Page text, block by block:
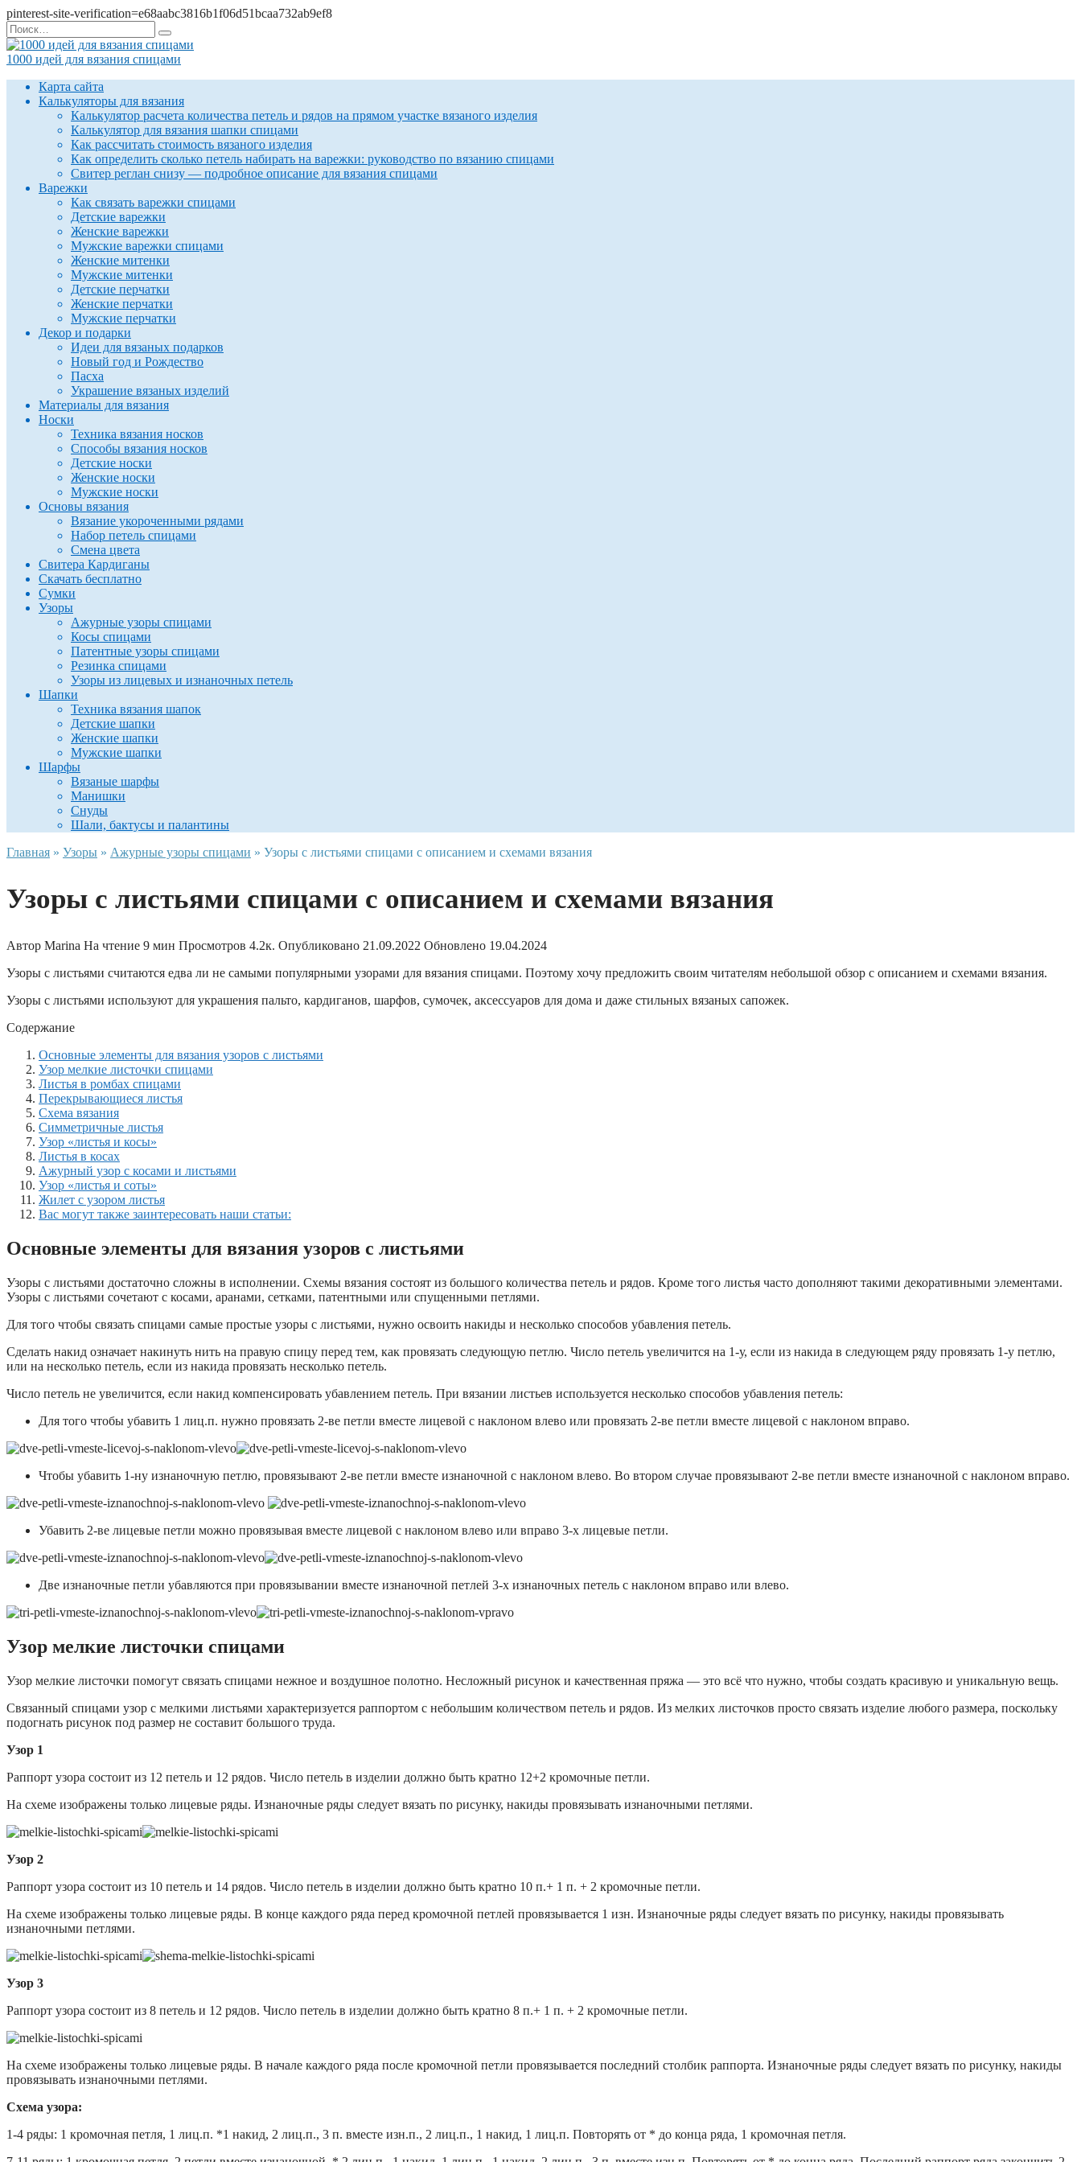
pinterest-site-verification=e68aabc3816b1f06d51bcaa732ab9ef8
Перейти
к
содержанию
Search
for:
1000 идей для вязания спицами
Карта сайта
Калькуляторы для вязания
Калькулятор расчета количества петель и рядов на прямом участке вязаного изделия
Калькулятор для вязания шапки спицами
Как рассчитать стоимость вязаного изделия
Как определить сколько петель набирать на варежки: руководство по вязанию спицами
Свитер реглан снизу — подробное описание для вязания спицами
Варежки
Как связать варежки спицами
Детские варежки
Женские варежки
Мужские варежки спицами
Женские митенки
Мужские митенки
Детские перчатки
Женские перчатки
Мужские перчатки
Декор и подарки
Идеи для вязаных подарков
Новый год и Рождество
Пасха
Украшение вязаных изделий
Материалы для вязания
Носки
Техника вязания носков
Способы вязания носков
Детские носки
Женские носки
Мужские носки
Основы вязания
Вязание укороченными рядами
Набор петель спицами
Смена цвета
Свитера Кардиганы
Скачать бесплатно
Сумки
Узоры
Ажурные узоры спицами
Косы спицами
Патентные узоры спицами
Резинка спицами
Узоры из лицевых и изнаночных петель
Шапки
Техника вязания шапок
Детские шапки
Женские шапки
Мужские шапки
Шарфы
Вязаные шарфы
Манишки
Снуды
Шали, бактусы и палантины
Главная » Узоры » Ажурные узоры спицами » Узоры с листьями спицами с описанием и схемами вязания
Узоры с листьями спицами с описанием и схемами вязания
Автор Marina На чтение 9 мин Просмотров 4.2к. Опубликовано 21.09.2022 Обновлено 19.04.2024
Узоры с листьями считаются едва ли не самыми популярными узорами для вязания спицами. Поэтому хочу предложить своим читателям небольшой обзор с описанием и схемами вязания.
Узоры с листьями используют для украшения пальто, кардиганов, шарфов, сумочек, аксессуаров для дома и даже стильных вязаных сапожек.
Содержание
Основные элементы для вязания узоров с листьями
Узор мелкие листочки спицами
Листья в ромбах спицами
Перекрывающиеся листья
Схема вязания
Симметричные листья
Узор «листья и косы»
Листья в косах
Ажурный узор с косами и листьями
Узор «листья и соты»
Жилет с узором листья
Вас могут также заинтересовать наши статьи:
Основные элементы для вязания узоров с листьями
Узоры с листьями достаточно сложны в исполнении. Схемы вязания состоят из большого количества петель и рядов. Кроме того листья часто дополняют такими декоративными элементами.
Узоры с листьями сочетают с косами, аранами, сетками, патентными или спущенными петлями.
Для того чтобы связать спицами самые простые узоры с листьями, нужно освоить накиды и несколько способов убавления петель.
Сделать накид означает накинуть нить на правую спицу перед тем, как провязать следующую петлю. Число петель увеличится на 1-у, если из накида в следующем ряду провязать 1-у петлю,
или на несколько петель, если из накида провязать несколько петель.
Число петель не увеличится, если накид компенсировать убавлением петель. При вязании листьев используется несколько способов убавления петель:
Для того чтобы убавить 1 лиц.п. нужно провязать 2-ве петли вместе лицевой с наклоном влево или провязать 2-ве петли вместе лицевой с наклоном вправо.
Чтобы убавить 1-ну изнаночную петлю, провязывают 2-ве петли вместе изнаночной с наклоном влево. Во втором случае провязывают 2-ве петли вместе изнаночной с наклоном вправо.
Убавить 2-ве лицевые петли можно провязывая вместе лицевой с наклоном влево или вправо 3-х лицевые петли.
Две изнаночные петли убавляются при провязывании вместе изнаночной петлей 3-х изнаночных петель с наклоном вправо или влево.
Узор мелкие листочки спицами
Узор мелкие листочки помогут связать спицами нежное и воздушное полотно. Несложный рисунок и качественная пряжа — это всё что нужно, чтобы создать красивую и уникальную вещь.
Связанный спицами узор с мелкими листьями характеризуется раппортом с небольшим количеством петель и рядов. Из мелких листочков просто связать изделие любого размера, поскольку
подогнать рисунок под размер не составит большого труда.
Узор 1
Раппорт узора состоит из 12 петель и 12 рядов. Число петель в изделии должно быть кратно 12+2 кромочные петли.
На схеме изображены только лицевые ряды. Изнаночные ряды следует вязать по рисунку, накиды провязывать изнаночными петлями.
Узор 2
Раппорт узора состоит из 10 петель и 14 рядов. Число петель в изделии должно быть кратно 10 п.+ 1 п. + 2 кромочные петли.
На схеме изображены только лицевые ряды. В конце каждого ряда перед кромочной петлей провязывается 1 изн. Изнаночные ряды следует вязать по рисунку, накиды провязывать
изнаночными петлями.
Узор 3
Раппорт узора состоит из 8 петель и 12 рядов. Число петель в изделии должно быть кратно 8 п.+ 1 п. + 2 кромочные петли.
На схеме изображены только лицевые ряды. В начале каждого ряда после кромочной петли провязывается последний столбик раппорта. Изнаночные ряды следует вязать по рисунку, накиды
провязывать изнаночными петлями.
Схема узора:
1-4 ряды: 1 кромочная петля, 1 лиц.п. *1 накид, 2 лиц.п., 3 п. вместе изн.п., 2 лиц.п., 1 накид, 1 лиц.п. Повторять от * до конца ряда, 1 кромочная петля.